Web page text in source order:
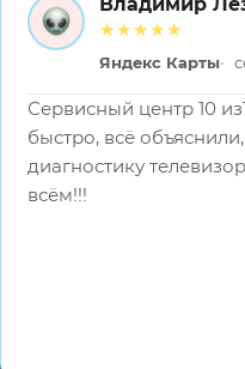
ВЛ
★★★★★
Яндекс Карты
Сервисный центр 10
быстро, всё
диагностику
всём!!!